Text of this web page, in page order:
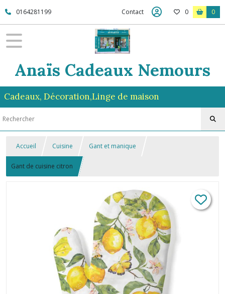
0164281199 Contact 0 0
Anaïs Cadeaux Nemours
Cadeaux, Décoration,Linge de maison
Accueil Cuisine Gant et manique
Gant de cuisine citron